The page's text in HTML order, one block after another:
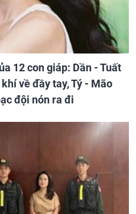
12 con giáp: Dần - Tuất
về đầy tay, Tý - Mão
đội nón ra đi